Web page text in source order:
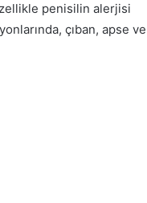
penisilin alerjisi
çıban, apse ve